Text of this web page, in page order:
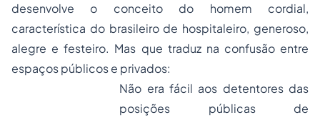
desenvolve o conceito do homem cordial,
característica do brasileiro de hospitaleiro, generoso,
alegre e festeiro. Mas que traduz na confusão entre
espaços públicos e privados:
Não era fácil aos detentores das
posições públicas de